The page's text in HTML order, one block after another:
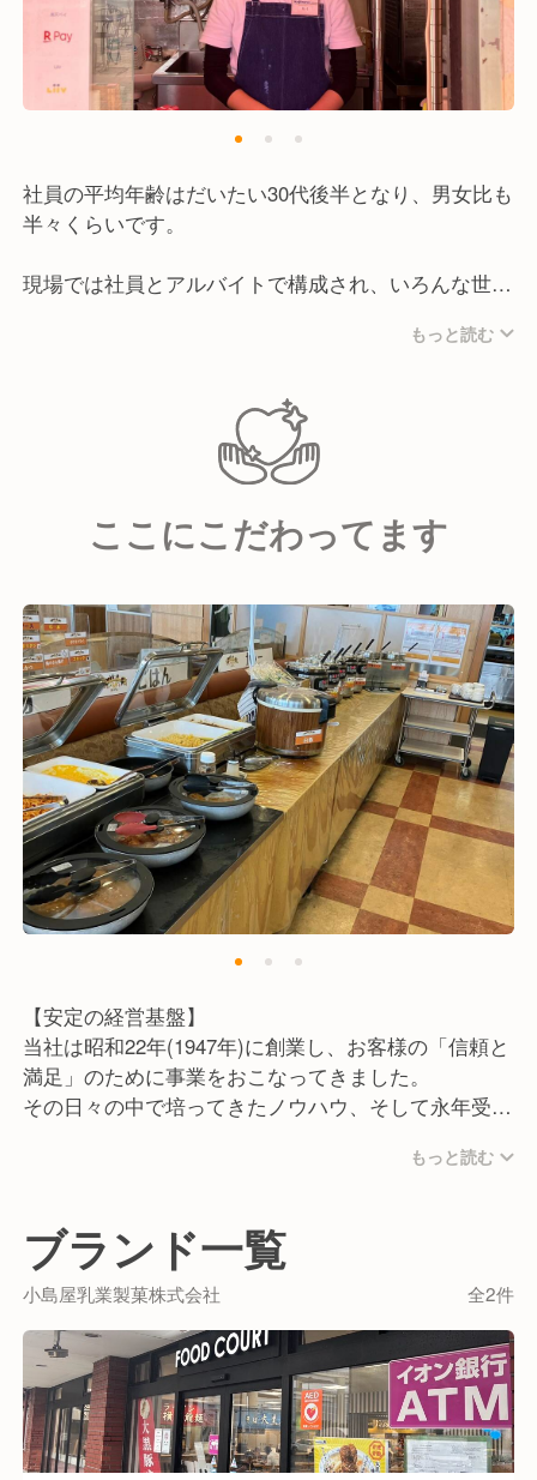
社員の平均年齢はだいたい30代後半となり、男女比も
半々くらいです。
現場では社員とアルバイトで構成され、いろんな世代
一人ひとりの意見を尊重する社風なので、風通しは良
正社員として働いてくれる人に関しては「マネジメン
ト志向」のある方を求めます。
しかし、社員にはひたすら作業をこなすだけではな
く、アルバイトさんも含め他のスタッフをまとめてい
ただきたいと考えています。
そのためにはコミュニケーションが大切になってきま
すので、積極的に取っていただきながらリーダーシッ
プを発揮してください！
もっと読む
ここにこだわってます
【安定の経営基盤】
当社は昭和22年(1947年)に創業し、お客様の「信頼と
満足」のために事業をおこなってきました。
その日々の中で培ってきたノウハウ、そして永年受け
おかげさまで当社もさまざまな事業で利益を確保し、
営基盤を維持しながら新たな挑戦も続けています。
【働く社員に向けて】
たのは、お客様はもちろんですが、社員・スタッフあ
ってこそです。
だからこそ当社では社員が安心して働くことができる
環境を整えています。
もっと読む
ブランド一覧
小島屋乳業製菓株式会社 全2件